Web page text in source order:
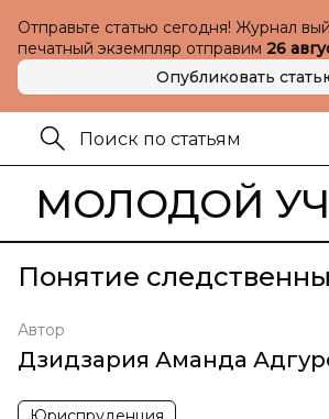
Отправьте статью сегодня! Журнал
печатный экземпляр отправим 26
Опубликовать
МОЛОДОЙ
Понятие
Автор
Дзидзария Аманда